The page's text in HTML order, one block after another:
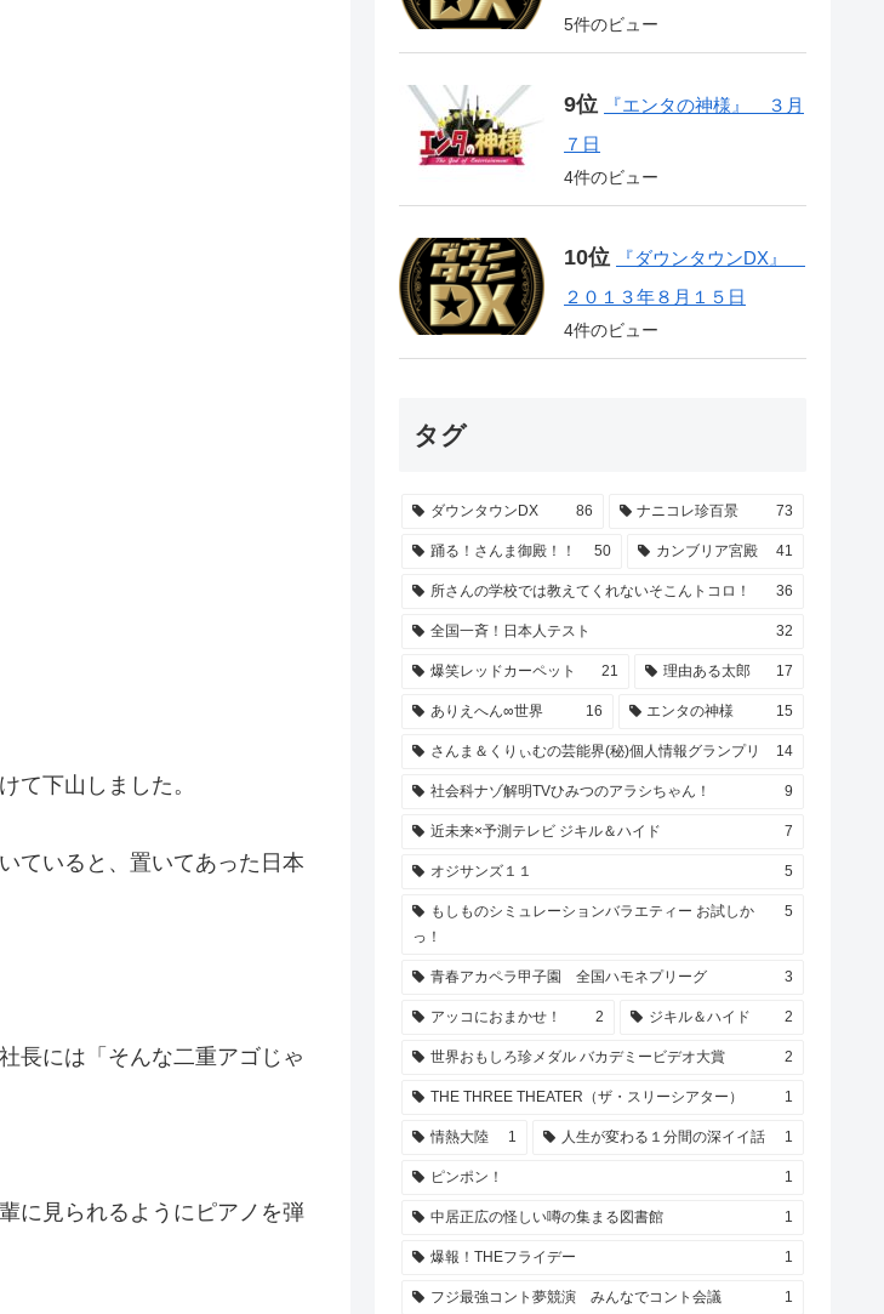
て下山しました。
ていると、置いてあった日本
長には「そんな二重アゴじゃ
に見られるようにピアノを弾
5件のビュー
『エンタの神様』 ３月
７日
4件のビュー
『ダウンタウンDX』
２０１３年８月１５日
4件のビュー
タグ
ダウンタウンDX 86 ナニコレ珍百景 73
踊る！さんま御殿！！ 50 カンブリア宮殿 41
所さんの学校では教えてくれないそこんトコロ！ 36
全国一斉！日本人テスト 32
爆笑レッドカーペット 21 理由ある太郎 17
ありえへん∞世界 16 エンタの神様 15
さんま＆くりぃむの芸能界(秘)個人情報グランプリ 14
社会科ナゾ解明TVひみつのアラシちゃん！ 9
近未来×予測テレビ ジキル＆ハイド 7
オジサンズ１１ 5
もしものシミュレーションバラエティー お試しか
っ！
5
青春アカペラ甲子園 全国ハモネプリーグ 3
アッコにおまかせ！ 2 ジキル＆ハイド 2
世界おもしろ珍メダル バカデミービデオ大賞 2
THE THREE THEATER（ザ・スリーシアター） 1
情熱大陸 1 人生が変わる１分間の深イイ話 1
ピンポン！ 1
中居正広の怪しい噂の集まる図書館 1
爆報！THEフライデー 1
フジ最強コント夢競演 みんなでコント会議 1